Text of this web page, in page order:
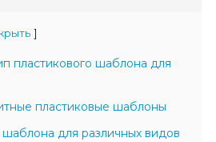
]
пластикового шаблона для
пластиковые шаблоны
для различных видов